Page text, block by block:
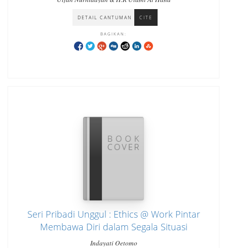
DETAIL CANTUMAN CITE
BAGIKAN:
Seri Pribadi Unggul : Ethics @ Work Pintar
Membawa Diri dalam Segala Situasi
Indayati Oetomo